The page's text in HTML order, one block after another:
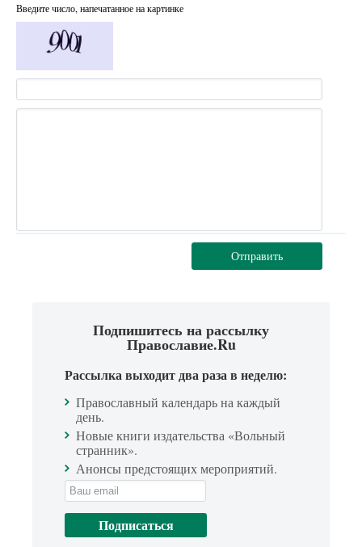
Введите число, напечатанное на картинке
Отправить
Подпишитесь на рассылку
Православие.Ru
Рассылка выходит два раза в неделю:
Православный календарь на каждый
день.
Новые книги издательства «Вольный
странник».
Анонсы предстоящих мероприятий.